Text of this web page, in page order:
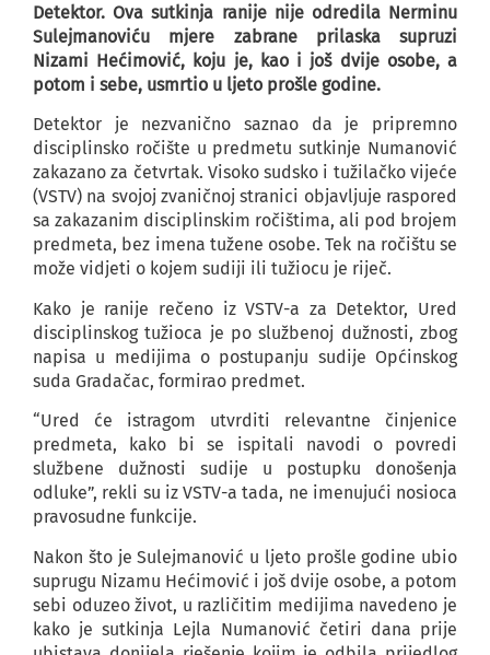
Detektor. Ova sutkinja ranije nije odredila Nerminu
Sulejmanoviću mjere zabrane prilaska supruzi
Nizami Hećimović, koju je, kao i još dvije osobe, a
potom i sebe, usmrtio u ljeto prošle godine.
Detektor je nezvanično saznao da je pripremno
disciplinsko ročište u predmetu sutkinje Numanović
zakazano za četvrtak. Visoko sudsko i tužilačko vijeće
(VSTV) na svojoj zvaničnoj stranici objavljuje raspored
sa zakazanim disciplinskim ročištima, ali pod brojem
predmeta, bez imena tužene osobe. Tek na ročištu se
može vidjeti o kojem sudiji ili tužiocu je riječ.
Kako je ranije rečeno iz VSTV-a za Detektor, Ured
disciplinskog tužioca je po službenoj dužnosti, zbog
napisa u medijima o postupanju sudije Općinskog
suda Gradačac, formirao predmet.
“Ured će istragom utvrditi relevantne činjenice
predmeta, kako bi se ispitali navodi o povredi
službene dužnosti sudije u postupku donošenja
odluke”, rekli su iz VSTV-a tada, ne imenujući nosioca
pravosudne funkcije.
Nakon što je Sulejmanović u ljeto prošle godine ubio
suprugu Nizamu Hećimović i još dvije osobe, a potom
sebi oduzeo život, u različitim medijima navedeno je
kako je sutkinja Lejla Numanović četiri dana prije